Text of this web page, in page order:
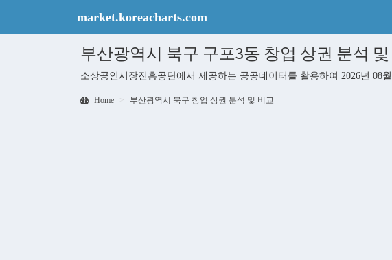
market.koreacharts.com
부산광역시 북구 구포3동 창업 상권 분석 및
소상공인시장진흥공단에서 제공하는 공공데이터를 활용하여 2026년
Home 부산광역시 북구 창업 상권 분석 및 비교